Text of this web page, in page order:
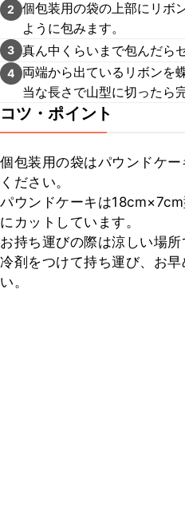
2
個包装用の袋の上部にリボ
ように包みます。
3 真ん中くらいまで包んだら
4
両端から出ているリボンを
当な長さで山型に切ったら
コツ・ポイント
個包装用の袋はパウンドケ
ください。
パウンドケーキは
にカットしています。
お持ち運びの際は涼しい場
冷剤をつけて持ち運び、お
い。